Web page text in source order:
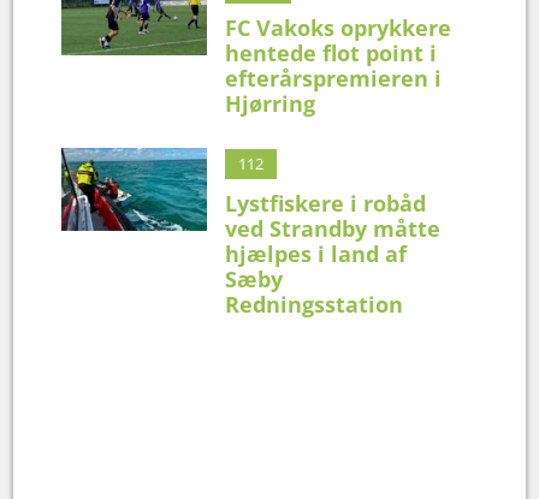
FC Vakoks oprykkere
hentede flot point i
efterårspremieren i
Hjørring
112
Lystfiskere i robåd
ved Strandby måtte
hjælpes i land af
Sæby
Redningsstation